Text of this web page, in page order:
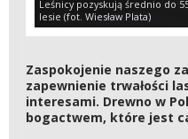
Leśnicy pozyskują średnio do
lesie (fot. Wiesław Plata)
Zaspokojenie naszego
zapewnienie trwałości
interesami. Drewno w
bogactwem, które jest